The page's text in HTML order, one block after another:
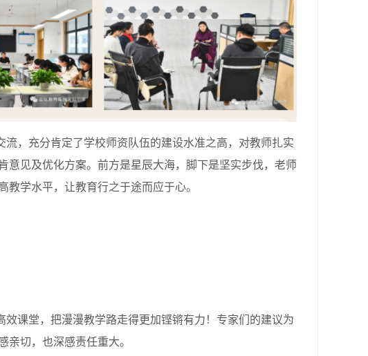
，充分肯定了学校师资队伍的建设水准之高，对教师扎实
意见及优化方案。前方是星辰大海，脚下是坚实步伐，老师
学水平，让教育行之于途而应于心。
课堂，把漫漫教学路走得更加铿锵有力！专家们的建议为
切，也深感责任重大。